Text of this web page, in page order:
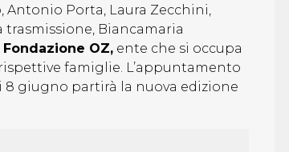
Porta, Laura Zecchini,
Biancamaria
OZ, ente che si occupa
famiglie. L’appuntamento
8 giugno partirà la nuova edizione